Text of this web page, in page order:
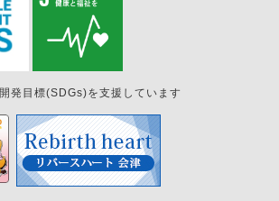
発目標(SDGs)を支援しています